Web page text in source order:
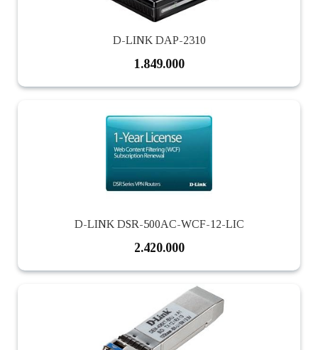
D-LINK DAP-2310
1.849.000
D-LINK DSR-500AC-WCF-12-LIC
2.420.000